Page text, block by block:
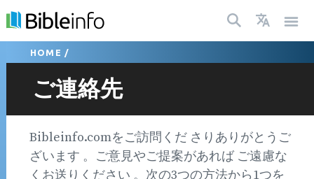
HOME /
ご連絡先
Bibleinfo.comをご訪問くだ さりありがとうご
ざいます 。ご意見やご提案があれば ご遠慮な
くお送りください 。次の3つの方法から1つを